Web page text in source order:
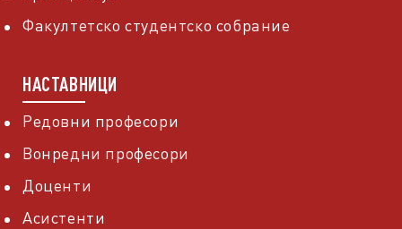
Факултетско студентско собрание
НАСТАВНИЦИ
Редовни професори
Вонредни професори
Доценти
Асистенти